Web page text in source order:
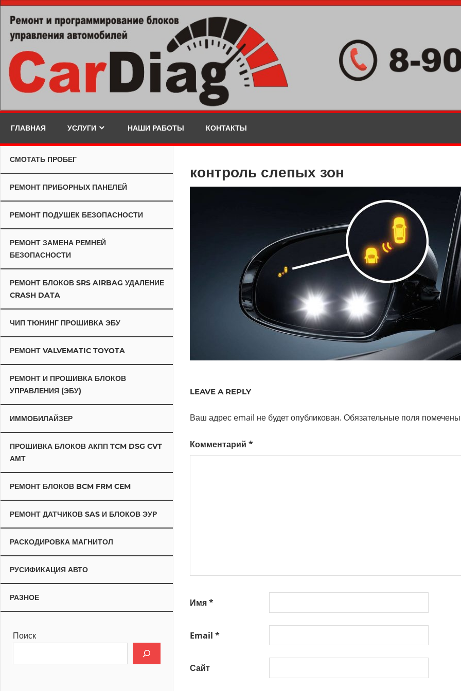
Skip
content
ГЛАВНАЯ УСЛУГИ НАШИ РАБОТЫ КОНТАКТЫ
контроль слепых зон
LEAVE A REPLY
Ваш адрес email не будет опубликован. Обязательные поля
Комментарий *
Имя*
Email *
Сайт
СМОТАТЬ ПРОБЕГ
РЕМОНТ ПРИБОРНЫХ ПАНЕЛЕЙ
РЕМОНТ ПОДУШЕК БЕЗОПАСНОСТИ
РЕМОНТ ЗАМЕНА РЕМНЕЙ
БЕЗОПАСНОСТИ
РЕМОНТ БЛОКОВ SRS AIRBAG УДАЛЕНИЕ
CRASH DATA
ЧИП ТЮНИНГ ПРОШИВКА ЭБУ
РЕМОНТ VALVEMATIC TOYOTA
РЕМОНТ И ПРОШИВКА БЛОКОВ
УПРАВЛЕНИЯ (ЭБУ)
ИММОБИЛАЙЗЕР
ПРОШИВКА БЛОКОВ АКПП TCM DSG CVT
АМТ
РЕМОНТ БЛОКОВ BCM FRM CEM
РЕМОНТ ДАТЧИКОВ SAS И БЛОКОВ ЭУР
РАСКОДИРОВКА МАГНИТОЛ
РУСИФИКАЦИЯ АВТО
РАЗНОЕ
Поиск